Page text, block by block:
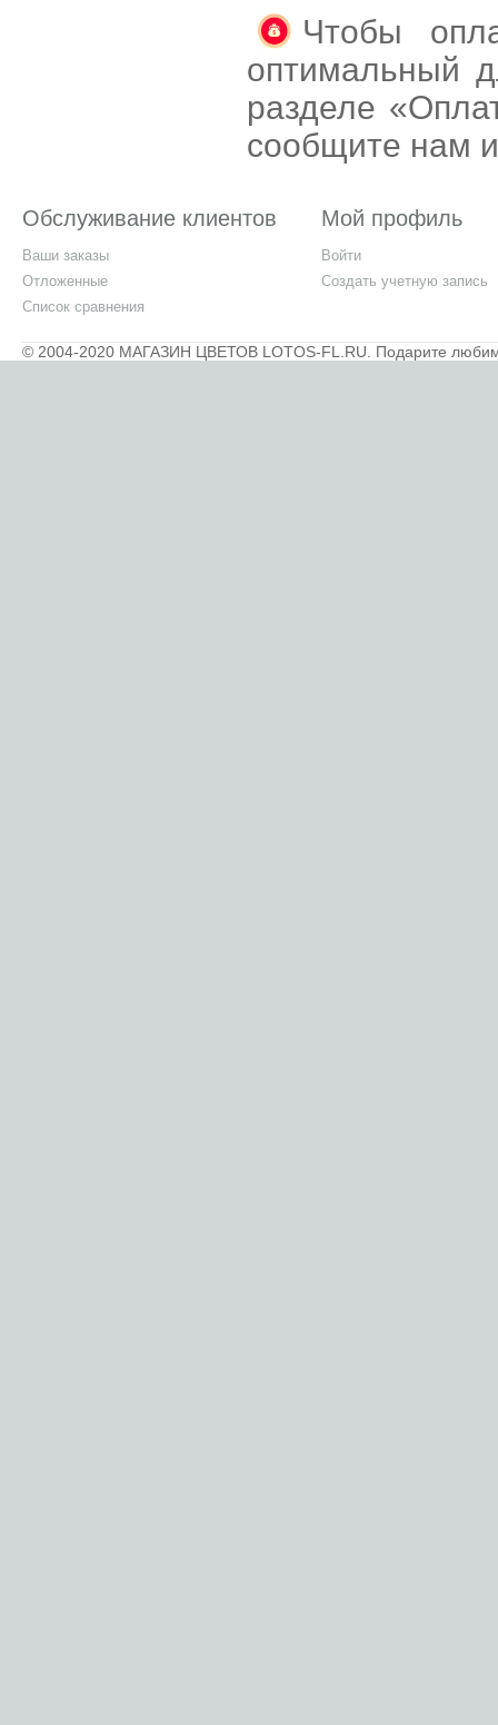
Чтобы
оптимальный
разделе
сообщите нам
Обслуживание клиентов
Ваши заказы
Отложенные
Список сравнения
Мой профиль
Войти
Создать учетную запись
© 2004-2020 МАГАЗИН ЦВЕТОВ LOTOS-FL.RU. Подарите